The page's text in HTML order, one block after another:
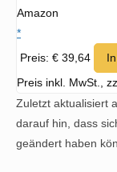
Amazon
*
Preis: € 39,64
Preis inkl. MwSt.,
Zuletzt aktualisiert
darauf hin, dass
geändert haben